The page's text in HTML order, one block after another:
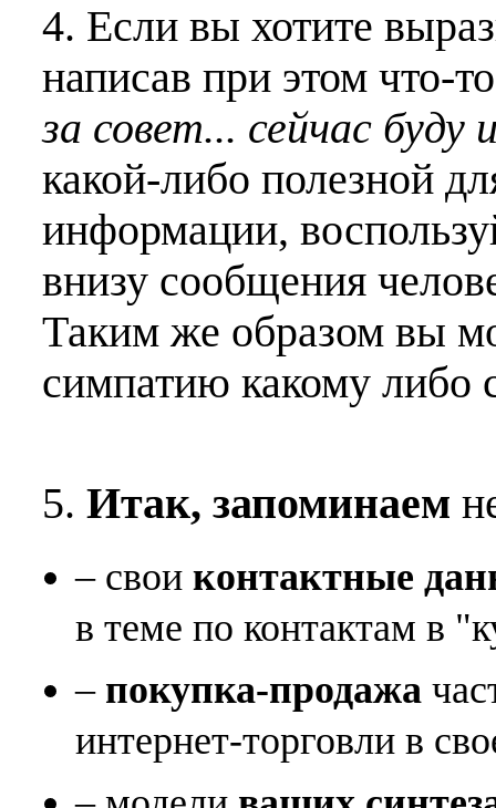
4. Если вы хотите
написав при этом что-
за совет... сейчас буду
какой-либо полезной
информации,
внизу сообщения
Таким же образом вы
симпатию какому
5. Итак, запоминаем
– свои контактные
в теме по контактам в
– покупка-продажа
интернет-торговли в